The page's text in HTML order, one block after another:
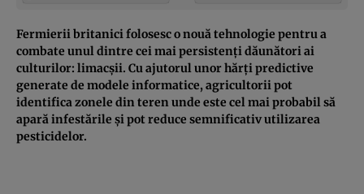
Fermierii britanici folosesc o nouă tehnologie pentru a
combate unul dintre cei mai persistenți dăunători ai
culturilor: limacșii. Cu ajutorul unor hărți predictive
generate de modele informatice, agricultorii pot
identifica zonele din teren unde este cel mai probabil să
apară infestările și pot reduce semnificativ utilizarea
pesticidelor.